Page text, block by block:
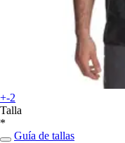
+-2
Talla
*
Guía de tallas